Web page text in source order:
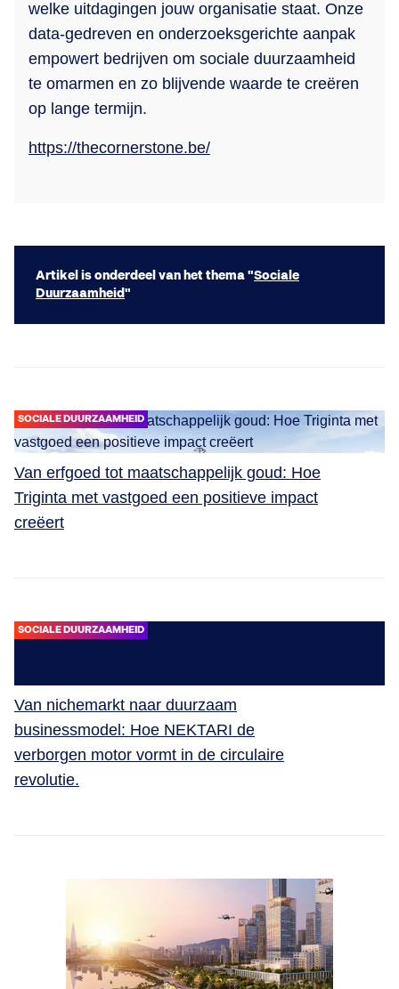
welke uitdagingen jouw organisatie staat. Onze
data-gedreven en onderzoeksgerichte aanpak
empowert bedrijven om sociale duurzaamheid
te omarmen en zo blijvende waarde te creëren
op lange termijn.
https://thecornerstone.be/
Artikel is onderdeel van het thema "Sociale
Duurzaamheid"
SOCIALE DUURZAAMHEID
Van erfgoed tot maatschappelijk goud: Hoe
Triginta met vastgoed een positieve impact
creëert
SOCIALE DUURZAAMHEID
Van nichemarkt naar duurzaam
businessmodel: Hoe NEKTARI de
verborgen motor vormt in de circulaire
revolutie.